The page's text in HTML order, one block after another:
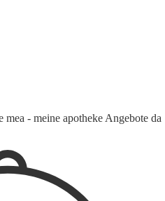
mea - meine apotheke Angebote da